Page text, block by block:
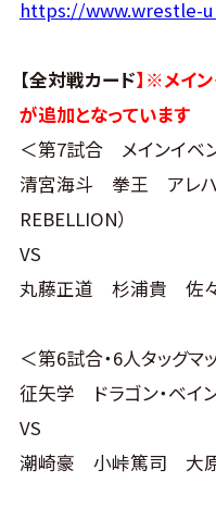
https://www.wrestle-
【全対戦カード】※メイ
が追加となっています
＜第7試合 メインイベ
清宮海斗 拳王 アレハ
REBELLION）
VS
丸藤正道 杉浦貴 佐
＜第6試合・6人タッグマ
征矢学 ドラゴン・ベイ
VS
潮崎豪 小峠篤司 大原